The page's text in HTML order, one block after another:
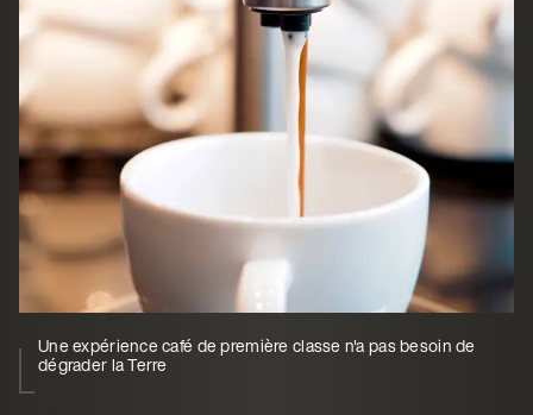
Une expérience café de première classe n'a pas besoin de
dégrader la Terre